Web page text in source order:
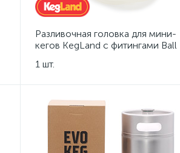
Разливочная головка для мини-
кегов KegLand с фитингами Ball
1 шт.